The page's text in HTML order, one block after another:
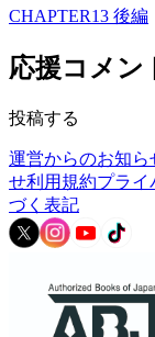
CHAPTER13 後編
応援コメン
投稿する
運営からのお知ら
せ利用規約プライ
づく表記